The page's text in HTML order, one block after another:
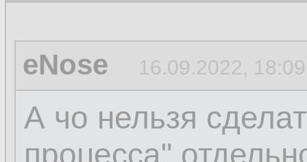
eNose 16.09.2022,
А чо нельзя
процесса"